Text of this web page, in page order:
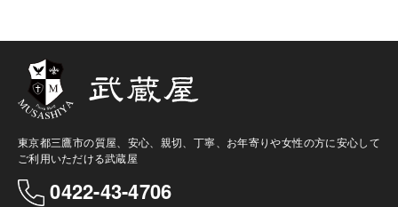
東京都三鷹市の質屋、安心、親切、丁寧、お年寄りや女性の方に安心して
ご利用いただける武蔵屋
0422-43-4706